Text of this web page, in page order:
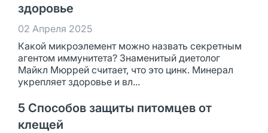
здоровье
02 Апреля 2025
Какой микроэлемент можно назвать секретным
агентом иммунитета? Знаменитый диетолог
Майкл Мюррей считает, что это цинк. Минерал
укрепляет здоровье и вл...
5 Способов защиты питомцев от
клещей